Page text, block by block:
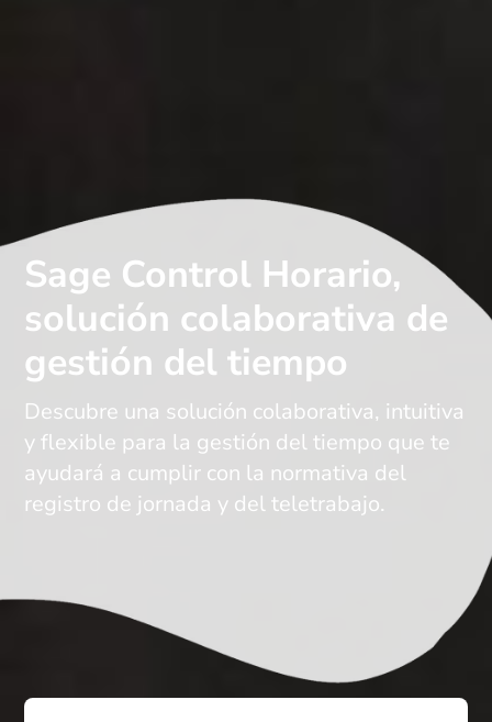
Sage Control Horario,
solución colaborativa de
gestión del tiempo
Descubre una solución colaborativa, intuitiva
y flexible para la gestión del tiempo que te
ayudará a cumplir con la normativa del
registro de jornada y del teletrabajo.